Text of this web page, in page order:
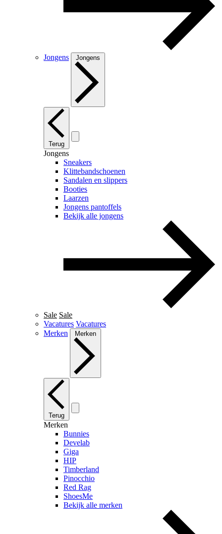
Jongens Jongens
Terug
Jongens
Sneakers
Klittebandschoenen
Sandalen en slippers
Booties
Laarzen
Jongens pantoffels
Bekijk alle jongens
Sale Sale
Vacatures Vacatures
Merken
Merken
Terug
Merken
Bunnies
Develab
Giga
HIP
Timberland
Pinocchio
Red Rag
ShoesMe
Bekijk alle merken